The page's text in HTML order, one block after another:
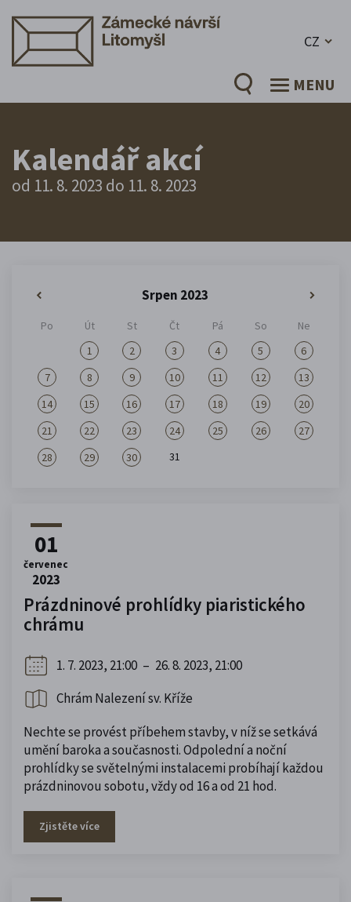
CZ
MENU
Kalendář akcí
od 11. 8. 2023 do 11. 8. 2023
Srpen 2023
Po Út St Čt Pá So
Ne
1
2 3 4 5
6
7
8 9 10 11 12
13
14
15 16 17 18 19
20
21
22 23 24 25 26
27
28
29 30 31
01
červenec
2023
Prázdninové prohlídky piaristického
chrámu
1. 7. 2023, 21:00 – 26. 8. 2023, 21:00
Chrám Nalezení sv. Kříže
Nechte se provést příbehem stavby, v níž se setkává
umění baroka a současnosti. Odpolední a noční
prohlídky se světelnými instalacemi probíhají každou
prázdninovou sobotu, vždy od 16 a od 21 hod.
Zjistěte více